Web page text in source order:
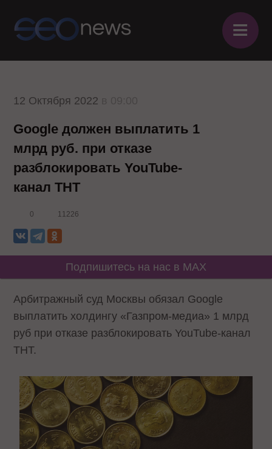
≡
12 Октября 2022
Google должен выплатить 1
млрд руб. при отказе
разблокировать YouTube-
канал ТНТ
0 11226
Подпишитесь на нас в MAX
Арбитражный суд Москвы обязал Google
выплатить холдингу «Газпром-медиа» 1 млрд
руб при отказе разблокировать YouTube-канал
ТНТ.